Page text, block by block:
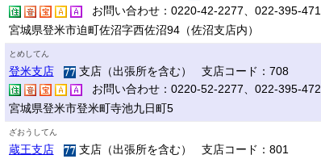
お問い合わせ：0220-42-2277、022-395-
宮城県登米市迫町佐沼字西佐沼94（佐沼支店内）
とめしてん
登米支店
支店（出張所を含む） 支店コード：708
お問い合わせ：0220-52-2277、022-395-
宮城県登米市登米町寺池九日町5
ざおうしてん
蔵王支店
支店（出張所を含む） 支店コード：801